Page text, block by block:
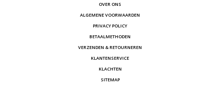
OVER ONS
ALGEMENE VOORWAARDEN
PRIVACY POLICY
BETAALMETHODEN
VERZENDEN & RETOURNEREN
KLANTENSERVICE
KLACHTEN
SITEMAP